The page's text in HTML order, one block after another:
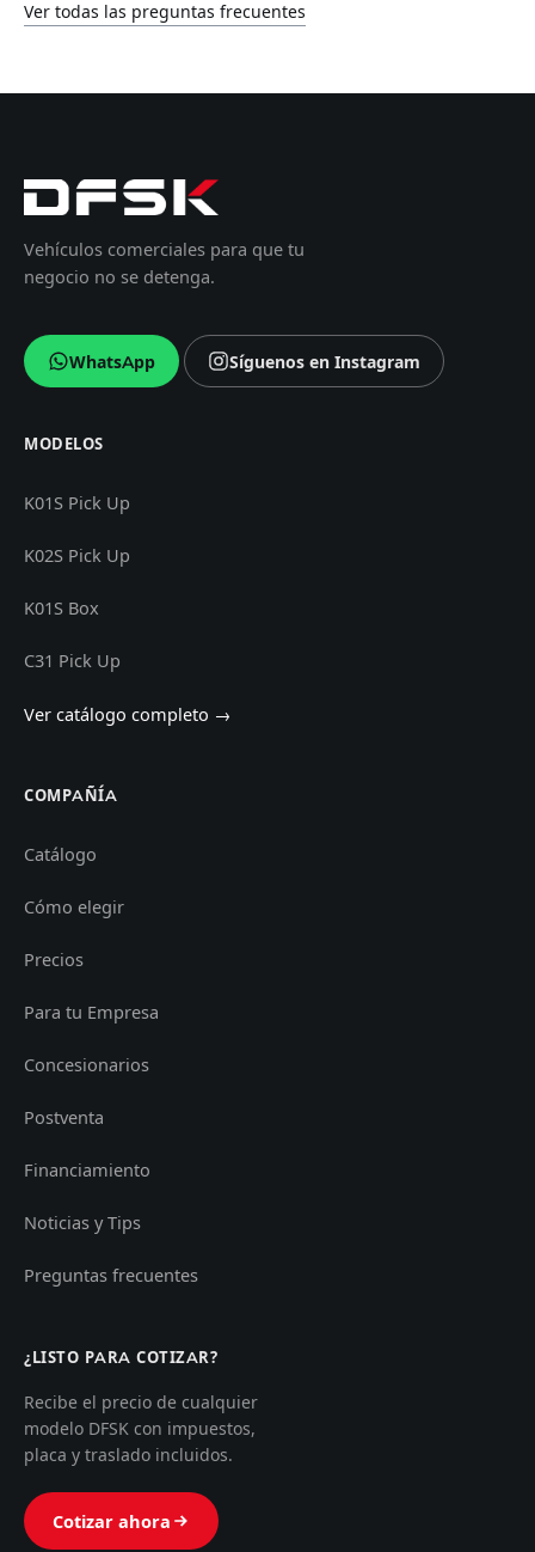
Ver todas las preguntas frecuentes
Vehículos comerciales para que tu
negocio no se detenga.
WhatsApp Síguenos en Instagram
MODELOS
K01S Pick Up
K02S Pick Up
K01S Box
C31 Pick Up
Ver catálogo completo →
COMPAÑÍA
Catálogo
Cómo elegir
Precios
Para tu Empresa
Concesionarios
Postventa
Financiamiento
Noticias y Tips
Preguntas frecuentes
¿LISTO PARA COTIZAR?
Recibe el precio de cualquier
modelo DFSK con impuestos,
placa y traslado incluidos.
Cotizar ahora